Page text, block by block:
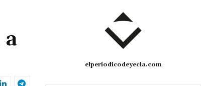
elperiodicodeyecla.com